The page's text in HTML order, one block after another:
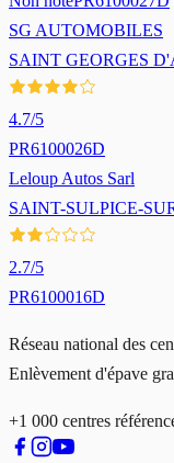
SG AUTOMOBILES
SAINT GEORGES
4.7/5
PR6100026D
Leloup Autos Sarl
SAINT-SULPICE-
2.7/5
PR6100016D
Réseau national des
Enlèvement d'épave
+1 000 centres